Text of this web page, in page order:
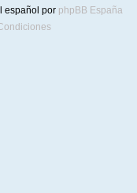
español por phpBB España